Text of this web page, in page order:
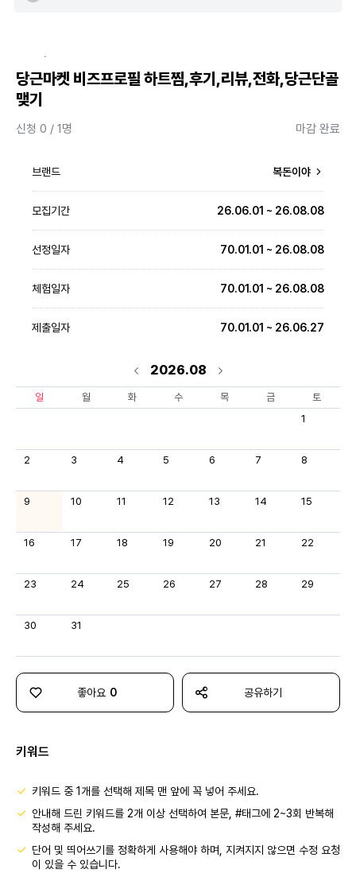
·
당근마켓 비즈프로필 하트찜,후기,리뷰,전화,당근단골
맺기
신청 0 / 1명 마감 완료
브랜드 복돈이야
모집기간 26.06.01 ~ 26.08.08
선정일자 70.01.01 ~ 26.08.08
체험일자 70.01.01 ~ 26.08.08
제출일자 70.01.01 ~ 26.06.27
2026.08
일 월 화 수 목 금
토
1
2 3 4 5 6 7 8
9 10 11 12 13 14 15
16 17 18 19 20 21 22
23 24 25 26 27 28 29
30 31
좋아요 0 공유하기
키워드
키워드 중 1개를 선택해 제목 맨 앞에 꼭 넣어 주세요.
안내해 드린 키워드를 2개 이상 선택하여 본문, #태그에 2~3회 반복해
작성해 주세요.
단어 및 띄어쓰기를 정확하게 사용해야 하며, 지켜지지 않으면 수정 요청
이 있을 수 있습니다.